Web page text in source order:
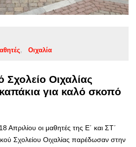
Οιχαλία
Σχολείο Οιχαλίας
για καλό σκοπό
Απριλίου οι μαθητές της Ε΄ και ΣΤ΄
Σχολείου Οιχαλίας παρέδωσαν στην